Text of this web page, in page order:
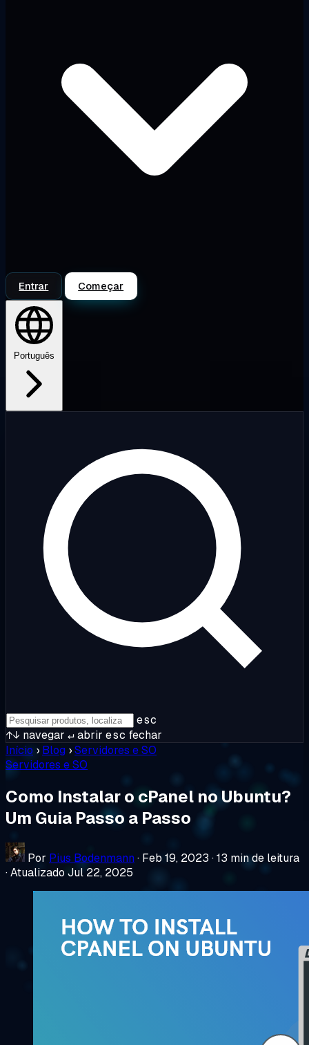
Entrar Começar
Português
esc
↑↓ navegar ↵abrir esc fechar
Início › Blog ›Servidores e SO
Servidores e SO
Como Instalar o cPanel no Ubuntu?
Um Guia Passo a Passo
Por Pius Bodenmann · Feb 19, 2023 ·13 min de leitura
·Atualizado Jul 22, 2025